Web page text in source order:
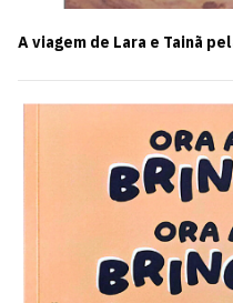
A viagem de Lara e Tainã